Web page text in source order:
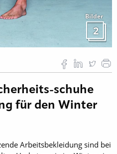
Bilder
2
schuhe
für den Winter
Arbeitsbekleidung sind bei